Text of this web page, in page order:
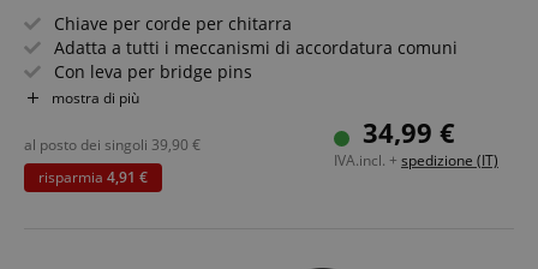
Chiave per corde per chitarra
Adatta a tutti i meccanismi di accordatura comuni
Con leva per bridge pins
10 pezzi in conveniente set
mostra di più
34,99 €
IVA.incl. + spedizione (IT)
al posto dei singoli 39,90 €
risparmia 4,91 €